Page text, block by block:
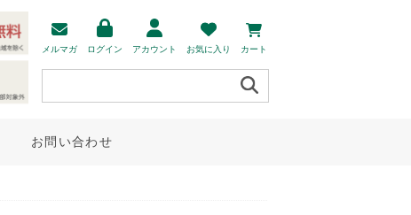
メルマガ ログイン アカウント お気に入り カート
お問い合わせ